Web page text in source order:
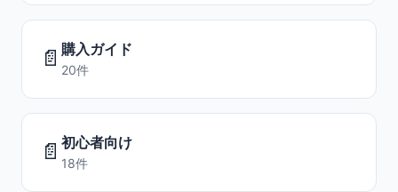
📄 購入ガイド
20件
📄 初心者向け
18件